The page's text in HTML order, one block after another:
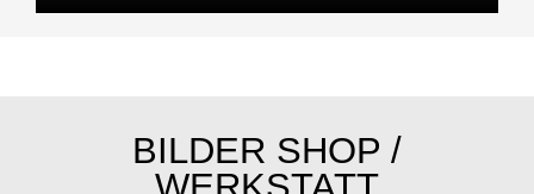
BILDER SHOP /
WERKSTATT